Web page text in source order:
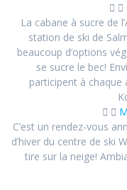
La cabane à sucre de
station de ski de
beaucoup d’options
se sucre le bec!
participent à chaque
C’est un rendez-vous
d’hiver du centre de ski
tire sur la neige!